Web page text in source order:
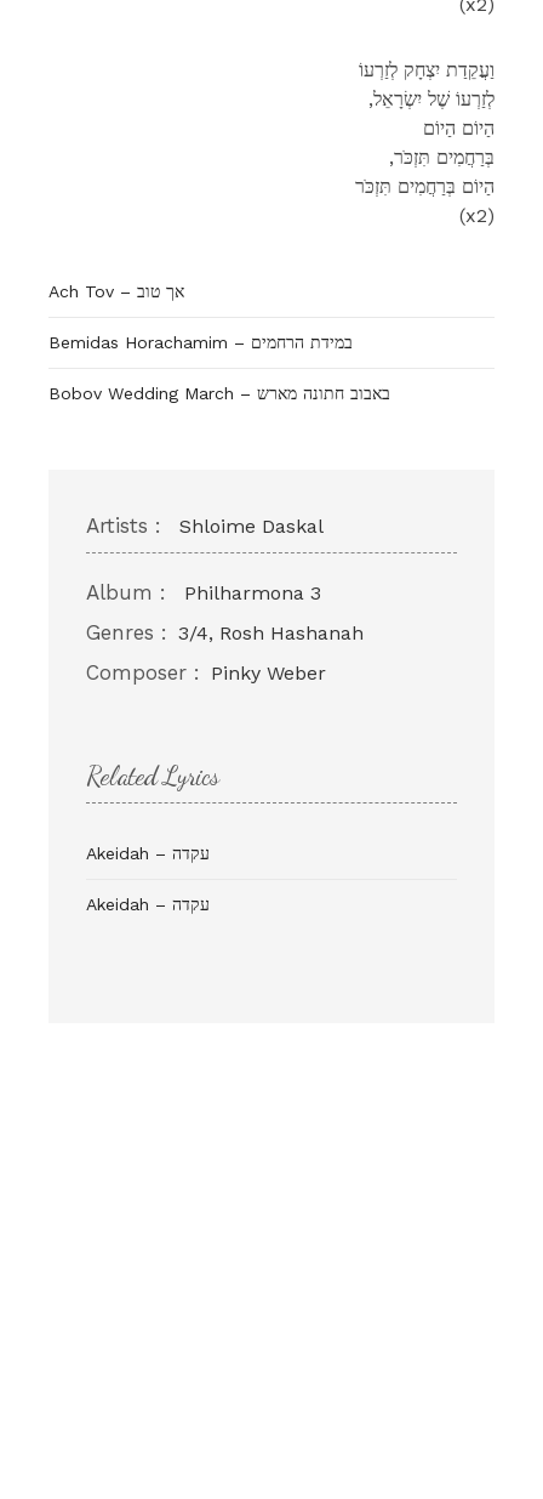
וַעֲקֵדַת יִצְחָק לְזַרְעוֹ
,לְזַרְעוֹ שֶׁל יִשְׂרָאֵל
הַיוֹם הַיוֹם
,בְּרַחֲמִים תִּזְכֹּר
הַיוֹם בְּרַחֲמִים תִּזְכֹּר
(x2)
Ach Tov – אך טוב
Bemidas Horachamim – במידת הרחמים
Bobov Wedding March – באבוב חתונה מארש
Artists : Shloime Daskal
Album : Philharmona 3
Genres : 3/4, Rosh Hashanah
Composer : Pinky Weber
Related Lyrics
Akeidah – עקדה
Akeidah – עקדה